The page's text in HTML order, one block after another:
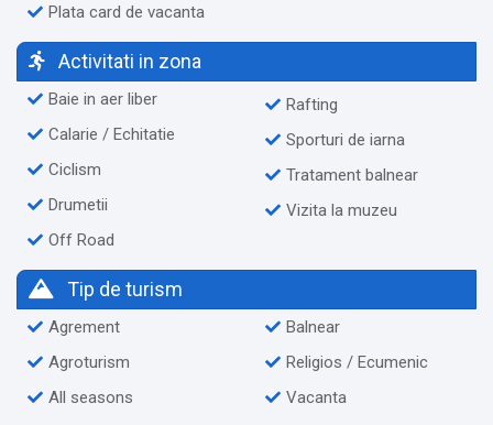
Plata card de vacanta
Activitati in zona
Baie in aer liber
Calarie / Echitatie
Ciclism
Drumetii
Off Road
Rafting
Sporturi de iarna
Tratament balnear
Vizita la muzeu
Tip de turism
Agrement
Agroturism
All seasons
Balnear
Religios / Ecumenic
Vacanta